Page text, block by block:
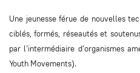
Une jeunesse férue de nouvelles
ciblés, formés, réseautés et
par l’intermédiaire d’organismes
Youth Movements).